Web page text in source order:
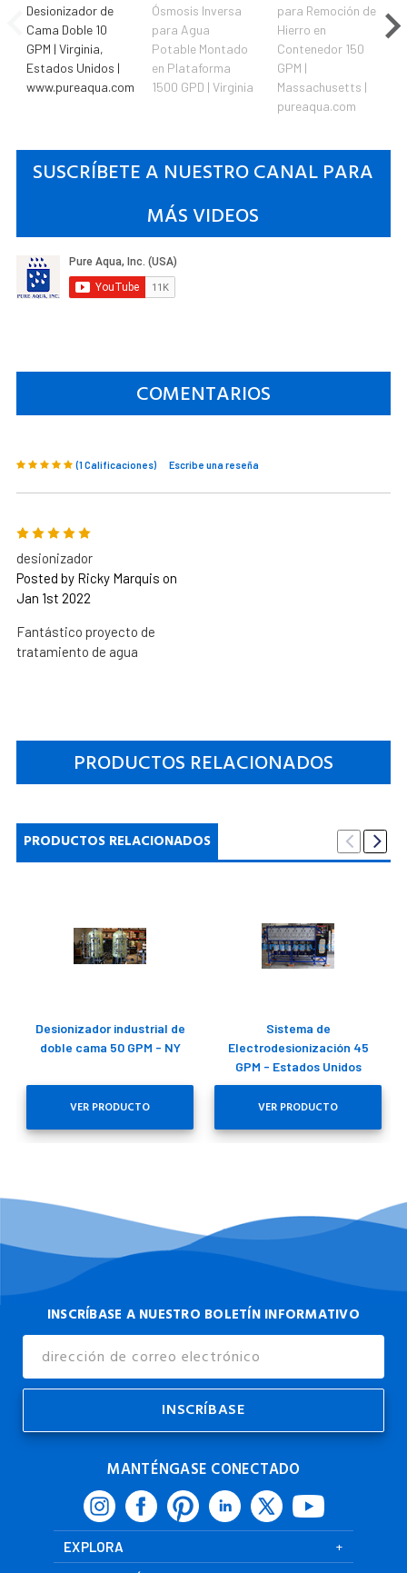
Desionizador de
Cama Doble 10
GPM | Virginia,
Estados Unidos |
www.pureaqua.com
Ósmosis Inversa
para Agua
Potable Montado
en Plataforma
1500 GPD | Virginia
para Remoción de
Hierro en
Contenedor 150
GPM |
Massachusetts |
pureaqua.com
SUSCRÍBETE A NUESTRO CANAL PARA
MÁS VIDEOS
COMENTARIOS
(1 Calificaciones) Escribe una reseña
5
desionizador
Posted by Ricky Marquis on
Jan 1st 2022
Fantástico proyecto de
tratamiento de agua
PRODUCTOS RELACIONADOS
PRODUCTOS RELACIONADOS
Desionizador industrial de
doble cama 50 GPM - NY
VER PRODUCTO
Sistema de
Electrodesionización 45
GPM - Estados Unidos
VER PRODUCTO
INSCRÍBASE A NUESTRO BOLETÍN INFORMATIVO
Correo
MANTÉNGASE CONECTADO
EXPLORA